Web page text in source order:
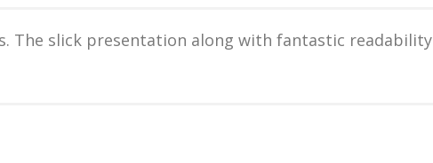
The slick presentation along with fantastic readability